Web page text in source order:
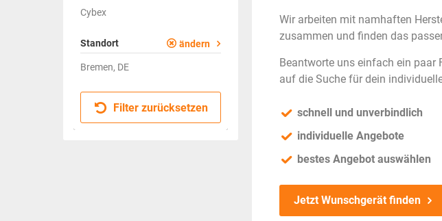
Cybex
Standort ändern
Bremen, DE
Filter zurücksetzen
Wir arbeiten mit namhaften
zusammen und finden das
Beantworte uns einfach ein
auf die Suche für dein
schnell und unverbindlich
individuelle Angebote
bestes Angebot auswählen
Jetzt Wunschgerät finden